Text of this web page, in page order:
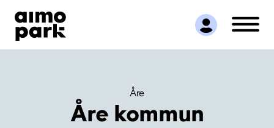
Hitta parkering
Samarbete
Kundservice
Åre
Åre kommun